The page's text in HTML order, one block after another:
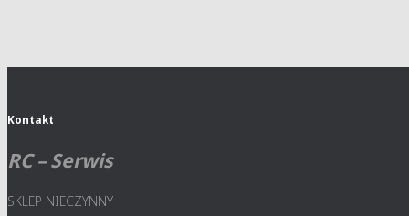
Kontakt
RC – Serwis
SKLEP NIECZYNNY